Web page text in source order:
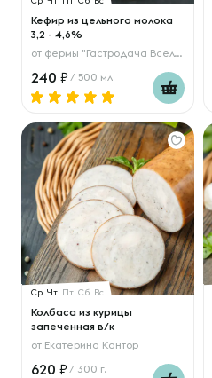
Кефир из цельного молока
3,2 - 4,6%
от фермы "Гастродача Вселуг"
240 / 500 мл
Ср Чт Пт Сб Вс
Колбаса из курицы
запеченная в/к
от Екатерина Кантор
620 / 300 г.